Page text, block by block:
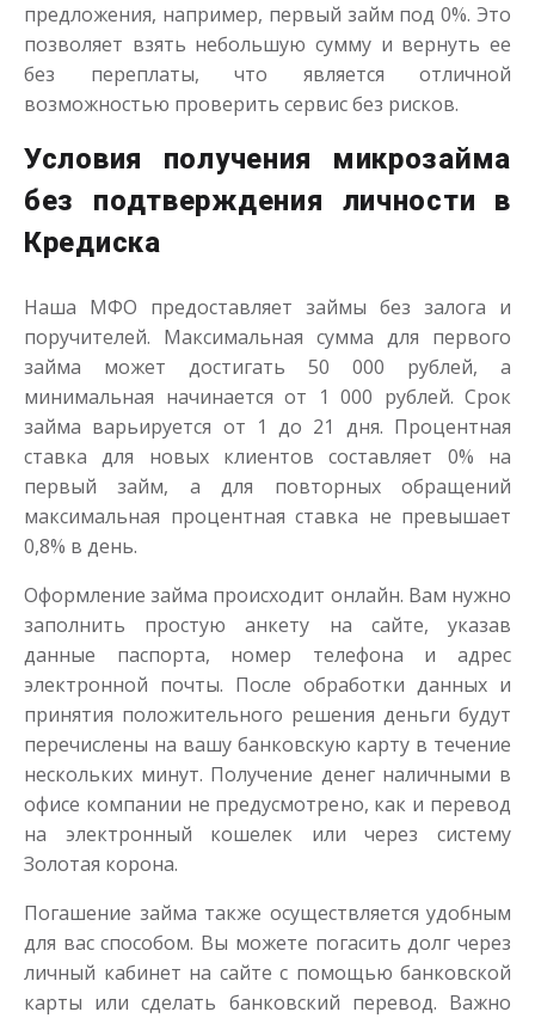
предложения, например, первый займ под 0%. Это
позволяет взять небольшую сумму и вернуть ее
без переплаты, что является отличной
возможностью проверить сервис без рисков.
Условия получения микрозайма
без подтверждения личности в
Кредиска
Наша МФО предоставляет займы без залога и
поручителей. Максимальная сумма для первого
займа может достигать 50 000 рублей, а
минимальная начинается от 1 000 рублей. Срок
займа варьируется от 1 до 21 дня. Процентная
ставка для новых клиентов составляет 0% на
первый займ, а для повторных обращений
максимальная процентная ставка не превышает
0,8% в день.
Оформление займа происходит онлайн. Вам нужно
заполнить простую анкету на сайте, указав
данные паспорта, номер телефона и адрес
электронной почты. После обработки данных и
принятия положительного решения деньги будут
перечислены на вашу банковскую карту в течение
нескольких минут. Получение денег наличными в
офисе компании не предусмотрено, как и перевод
на электронный кошелек или через систему
Золотая корона.
Погашение займа также осуществляется удобным
для вас способом. Вы можете погасить долг через
личный кабинет на сайте с помощью банковской
карты или сделать банковский перевод. Важно